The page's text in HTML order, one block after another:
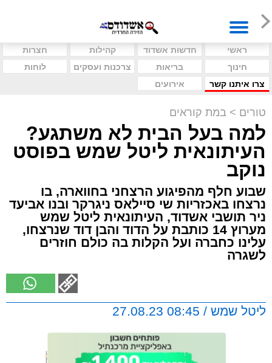
ראשי חדשות אשדוד קהילות
חצרות
חינוך
בריאות צרכנות ועסקים
לוחות
צרו איתנו קשר
אירועים
טורים > במת קוראים
למה בעל הבית לא משתגע?
העיתונאית ליטל שמש בפוסט
נוקב
שבוע חלף מהפיגוע הרצחני בחווארה, בו
נרצחו באכזריות שי סיילאס ניגרקר ובנו אביעד
ניר תושבי אשדוד, העיתונאית ליטל שמש
מערוץ 14 כותבת על הדוד והבן דוד שנרצחו,
עלינו כחברה ועל הקלות בה כולם חוזרים
לשגרה
ליטל שמש / 08:45 27.08.23